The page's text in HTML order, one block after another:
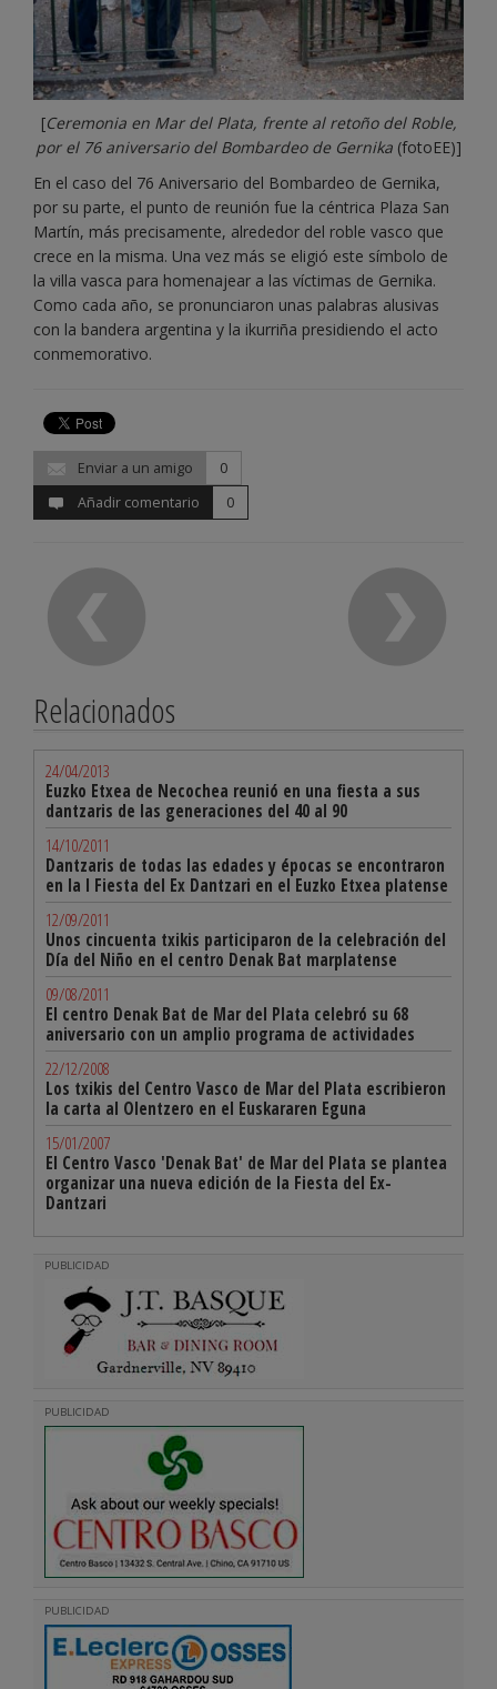
[Ceremonia en Mar del Plata, frente al retoño del Roble,
por el 76 aniversario del Bombardeo de Gernika (fotoEE)]
En el caso del 76 Aniversario del Bombardeo de Gernika,
por su parte, el punto de reunión fue la céntrica Plaza San
Martín, más precisamente, alrededor del roble vasco que
crece en la misma. Una vez más se eligió este símbolo de
la villa vasca para homenajear a las víctimas de Gernika.
Como cada año, se pronunciaron unas palabras alusivas
con la bandera argentina y la ikurriña presidiendo el acto
conmemorativo.
Enviar a un amigo
0
Añadir comentario
0
Relacionados
24/04/2013
Euzko Etxea de Necochea reunió en una fiesta a sus
dantzaris de las generaciones del 40 al 90
14/10/2011
Dantzaris de todas las edades y épocas se encontraron
en la I Fiesta del Ex Dantzari en el Euzko Etxea platense
12/09/2011
Unos cincuenta txikis participaron de la celebración del
Día del Niño en el centro Denak Bat marplatense
09/08/2011
El centro Denak Bat de Mar del Plata celebró su 68
aniversario con un amplio programa de actividades
22/12/2008
Los txikis del Centro Vasco de Mar del Plata escribieron
la carta al Olentzero en el Euskararen Eguna
15/01/2007
El Centro Vasco 'Denak Bat' de Mar del Plata se plantea
organizar una nueva edición de la Fiesta del Ex-
Dantzari
PUBLICIDAD
PUBLICIDAD
PUBLICIDAD